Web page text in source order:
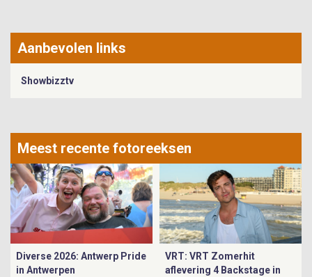
Aanbevolen links
Showbizztv
Meest recente fotoreeksen
Diverse 2026: Antwerp Pride
in Antwerpen
VRT: VRT Zomerhit
aflevering 4 Backstage in